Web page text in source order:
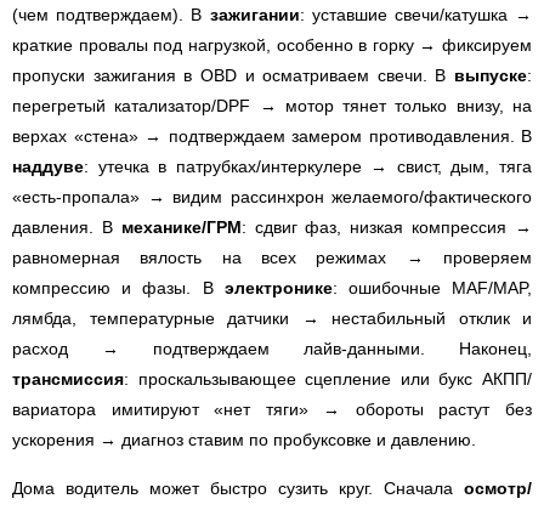
(чем подтверждаем). В зажигании: уставшие свечи/катушка →
краткие провалы под нагрузкой, особенно в горку → фиксируем
пропуски зажигания в OBD и осматриваем свечи. В выпуске:
перегретый катализатор/DPF → мотор тянет только внизу, на
верхах «стена» → подтверждаем замером противодавления. В
наддуве: утечка в патрубках/интеркулере → свист, дым, тяга
«есть-пропала» → видим рассинхрон желаемого/фактического
давления. В механике/ГРМ: сдвиг фаз, низкая компрессия →
равномерная вялость на всех режимах → проверяем
компрессию и фазы. В электронике: ошибочные MAF/MAP,
лямбда, температурные датчики → нестабильный отклик и
расход → подтверждаем лайв-данными. Наконец,
трансмиссия: проскальзывающее сцепление или букс АКПП/
вариатора имитируют «нет тяги» → обороты растут без
ускорения → диагноз ставим по пробуксовке и давлению.
Дома водитель может быстро сузить круг. Сначала осмотр/